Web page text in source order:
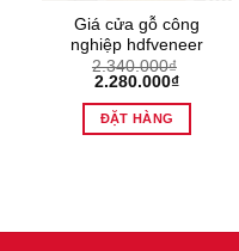
Giá cửa gỗ công
nghiệp hdfveneer
2.340.000₫
Giá
là:
2.340.000₫.
2.280.000₫Giá
ĐẶT HÀNG